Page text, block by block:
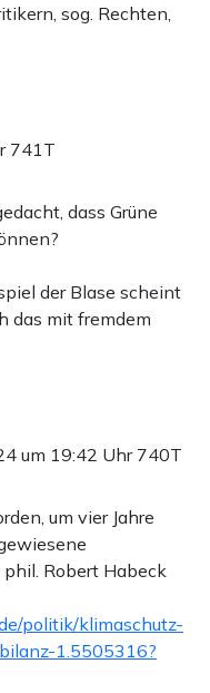
sog. Rechten,
741T
dass Grüne
der Blase scheint
das mit fremdem
um 19:42 Uhr 740T
um vier Jahre
Robert Habeck
politik/klimaschutz-
1.5505316?